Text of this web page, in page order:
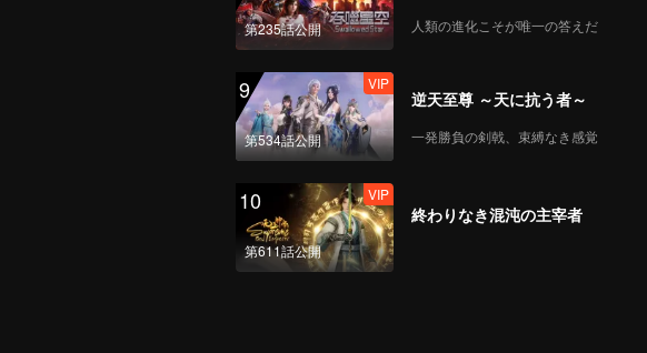
第235話公開 人類の進化こそが唯一の答えだ
9
第534話公開
VIP
逆天至尊 ～天に抗う者～
一発勝負の剣戟、束縛なき感覚
10
第611話公開
VIP
終わりなき混沌の主宰者